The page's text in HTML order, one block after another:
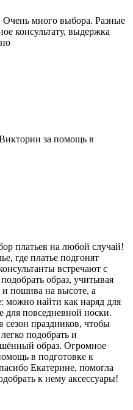
много выбора. Разные
консультату, выдержка
за помощь в
платьев на любой случай!
где платье подгонят
встречают с
образ, учитывая
и пошива на высоте, а
найти как наряд для
для повседневной носки.
сезон праздников, чтобы
подобрать и
образ. Огромное
в подготовке к
Екатерине, помогла
к нему аксессуары!